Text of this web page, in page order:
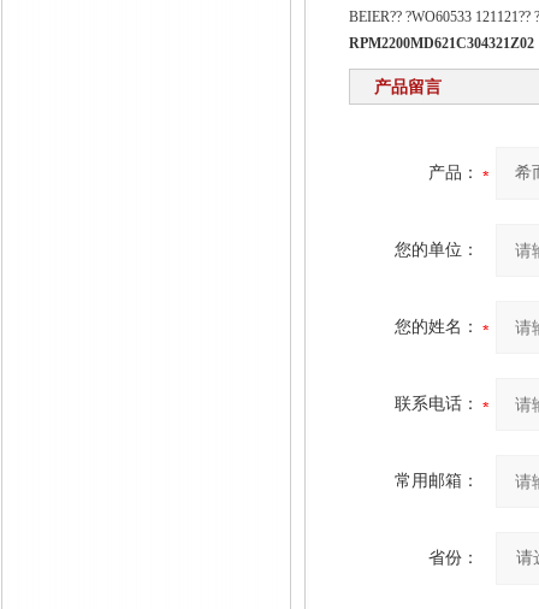
BEIER?? ?WO60533 121121??
RPM2200MD621C304321Z02
产品留言
产品：
您的单位：
您的姓名：
联系电话：
常用邮箱：
省份：